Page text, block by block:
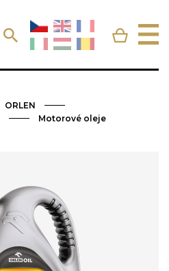
ORLEN
Motorové oleje